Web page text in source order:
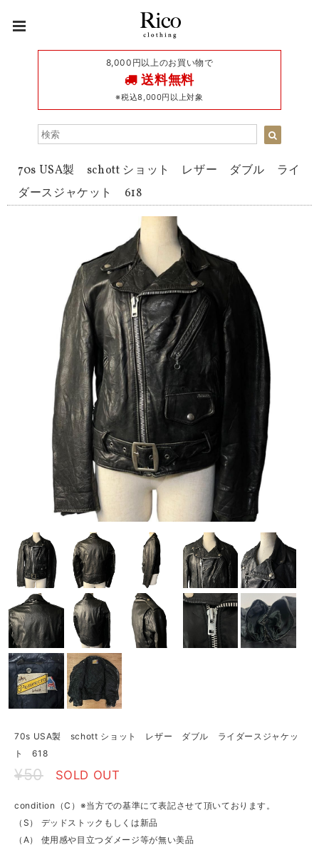
8,000円以上のお買い物で
送料無料
※税込8,000円以上対象
70s USA製 schott ショット レザー ダブル ライ
ダースジャケット 618
70s USA製 schott ショット レザー ダブル ライダースジャケッ
ト 618
¥50 SOLD OUT
condition（C）※当方での基準にて表記させて頂いております。
（S） デッドストックもしくは新品
（A） 使用感や目立つダメージ等が無い美品